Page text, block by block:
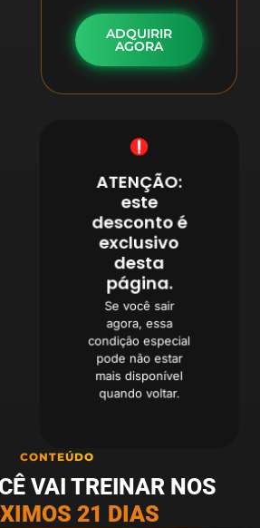
ADQUIRIR
AGORA
ATENÇÃO:
este
desconto é
exclusivo
desta
página.
Se você sair
agora, essa
condição especial
pode não estar
mais disponível
quando voltar.
CONTEÚDO
VAI TREINAR NOS
21 DIAS